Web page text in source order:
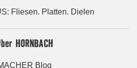
Fliesen. Platten. Dielen
HORNBACH
Blog